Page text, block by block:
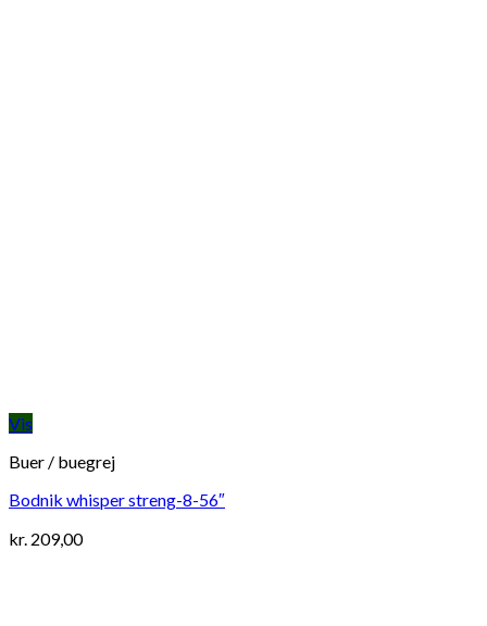
Vis
Buer / buegrej
Bodnik whisper streng-8-56″
kr. 209,00